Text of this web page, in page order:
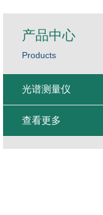
产品中心
Products
光谱测量仪
查看更多